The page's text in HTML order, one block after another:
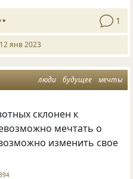
1
12 янв 2023
люди будущее мечты
склонен к
мечтать о
изменить свое